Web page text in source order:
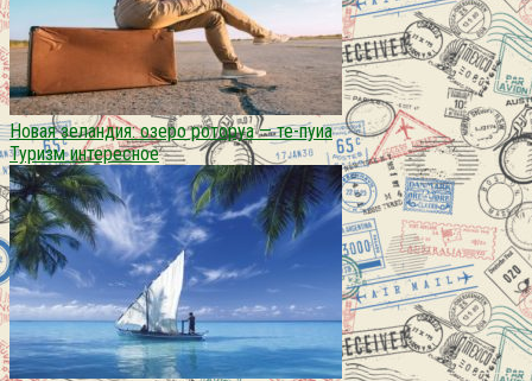
Новая зеландия: озеро роторуа — те-пуиа
Туризм интересное